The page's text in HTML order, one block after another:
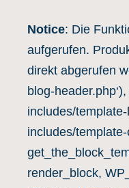
Notice: Die
aufgerufen.
direkt abgerufen
blog-
includes/template-
includes/template-
render_block,